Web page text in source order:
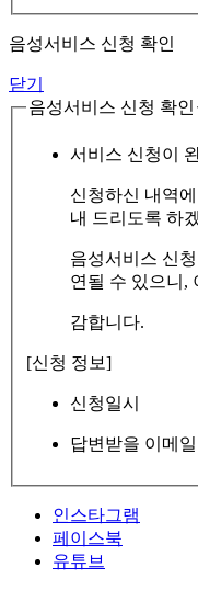
음성서비스 신청 확인
닫기
음성서비스 신청 확인
서비스 신청이
신청하신 내역
내 드리도록 하
음성서비스 신
연될 수 있으니,
감합니다.
[신청 정보]
신청일시
답변받을 이메일
인스타그램
페이스북
유튜브